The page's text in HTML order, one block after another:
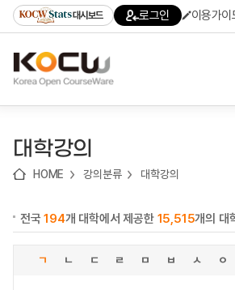
기
기
기
content)
가
대시보드 로그인 이용가이
대학강의
HOME 강의분류 대학강의
전국194개 대학에서 제공한 15,515개의 대
ㄱ ㄴ ㄷ ㄹ ㅁ ㅂ ㅅ ㅇ